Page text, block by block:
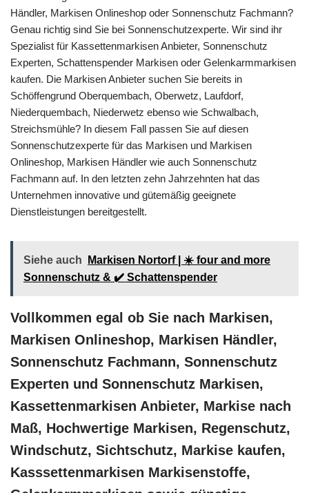
Händler, Markisen Onlineshop oder Sonnenschutz Fachmann?
Genau richtig sind Sie bei Sonnenschutzexperte. Wir sind ihr
Spezialist für Kassettenmarkisen Anbieter, Sonnenschutz
Experten, Schattenspender Markisen oder Gelenkarmmarkisen
kaufen. Die Markisen Anbieter suchen Sie bereits in
Schöffengrund Oberquembach, Oberwetz, Laufdorf,
Niederquembach, Niederwetz ebenso wie Schwalbach,
Streichsmühle? In diesem Fall passen Sie auf diesen
Sonnenschutzexperte für das Markisen und Markisen
Onlineshop, Markisen Händler wie auch Sonnenschutz
Fachmann auf. In den letzten zehn Jahrzehnten hat das
Unternehmen innovative und gütemäßig geeignete
Dienstleistungen bereitgestellt.
Siehe auch
Markisen Nortorf | ☀️ four and more
Sonnenschutz & ✔️ Schattenspender
Vollkommen egal ob Sie nach Markisen,
Markisen Onlineshop, Markisen Händler,
Sonnenschutz Fachmann, Sonnenschutz
Experten und Sonnenschutz Markisen,
Kassettenmarkisen Anbieter, Markise nach
Maß, Hochwertige Markisen, Regenschutz,
Windschutz, Sichtschutz, Markise kaufen,
Kasssettenmarkisen Markisenstoffe,